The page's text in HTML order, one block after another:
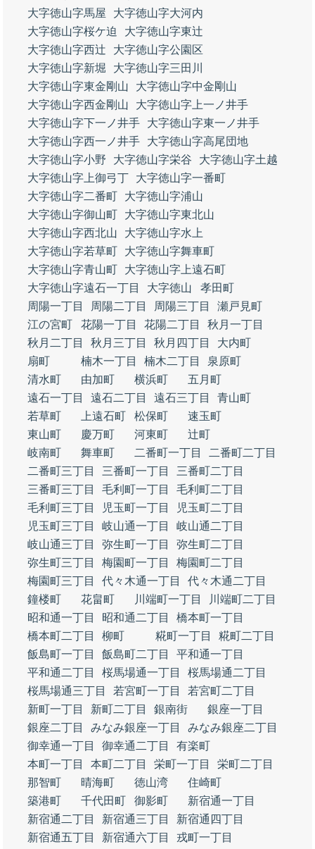
大字徳山字馬屋
大字徳山字大河内
大字徳山字桜ケ迫
大字徳山字東辻
大字徳山字西辻
大字徳山字公園区
大字徳山字新堀
大字徳山字三田川
大字徳山字東金剛山
大字徳山字中金剛山
大字徳山字西金剛山
大字徳山字上一ノ井手
大字徳山字下一ノ井手
大字徳山字東一ノ井手
大字徳山字西一ノ井手
大字徳山字高尾団地
大字徳山字小野
大字徳山字栄谷
大字徳山字土越
大字徳山字上御弓丁
大字徳山字一番町
大字徳山字二番町
大字徳山字浦山
大字徳山字御山町
大字徳山字東北山
大字徳山字西北山
大字徳山字水上
大字徳山字若草町
大字徳山字舞車町
大字徳山字青山町
大字徳山字上遠石町
大字徳山字遠石一丁目
大字徳山
孝田町
周陽一丁目
周陽二丁目 周陽三丁目
瀬戸見町
江の宮町
花陽一丁目 花陽二丁目
秋月一丁目
秋月二丁目
秋月三丁目 秋月四丁目
大内町
扇町
楠木一丁目 楠木二丁目
泉原町
清水町
由加町 横浜町
五月町
遠石一丁目
遠石二丁目 遠石三丁目
青山町
若草町
上遠石町 松保町
速玉町
東山町
慶万町 河東町
辻町
岐南町
舞車町 二番町一丁目
二番町二丁目
二番町三丁目
三番町一丁目
三番町二丁目
三番町三丁目
毛利町一丁目
毛利町二丁目
毛利町三丁目
児玉町一丁目
児玉町二丁目
児玉町三丁目
岐山通一丁目
岐山通二丁目
岐山通三丁目
弥生町一丁目
弥生町二丁目
弥生町三丁目
梅園町一丁目
梅園町二丁目
梅園町三丁目
代々木通一丁目
代々木通二丁目
鐘楼町
花畠町 川端町一丁目
川端町二丁目
昭和通一丁目
昭和通二丁目
橋本町一丁目
橋本町二丁目
柳町 糀町一丁目
糀町二丁目
飯島町一丁目
飯島町二丁目
平和通一丁目
平和通二丁目
桜馬場通一丁目
桜馬場通二丁目
桜馬場通三丁目
若宮町一丁目
若宮町二丁目
新町一丁目
新町二丁目 銀南街
銀座一丁目
銀座二丁目
みなみ銀座一丁目
みなみ銀座二丁目
御幸通一丁目
御幸通二丁目
有楽町
本町一丁目
本町二丁目 栄町一丁目
栄町二丁目
那智町
晴海町 徳山湾
住崎町
築港町
千代田町 御影町
新宿通一丁目
新宿通二丁目
新宿通三丁目
新宿通四丁目
新宿通五丁目
新宿通六丁目
戎町一丁目